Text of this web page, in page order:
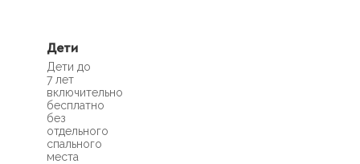
Дети
Дети до
7 лет
включительно
бесплатно
без
отдельного
спального
места